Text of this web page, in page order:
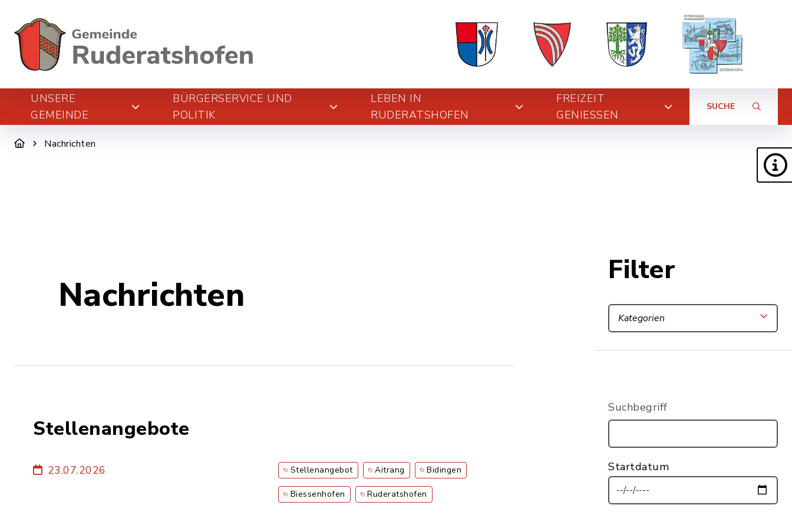
UNSERE
GEMEINDE
BÜRGERSERVICE UND
POLITIK
LEBEN IN
RUDERATSHOFEN
FREIZEIT
GENIESSEN
SUCHE
Nachrichten
Nachrichten
Stellenangebote
23.07.2026 Stellenangebot Aitrang Bidingen
Biessenhofen Ruderatshofen
Filter
Kategorien
Suchbegriff
Startdatum